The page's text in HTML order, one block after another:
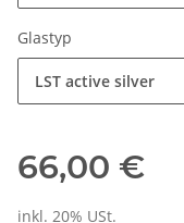
Glastyp
LST active silver
66,00 €
inkl. 20% USt.